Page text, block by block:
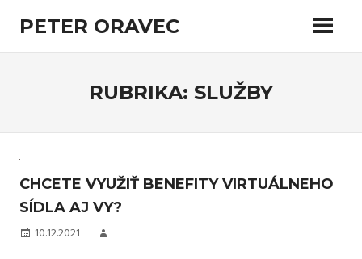
content
PETER ORAVEC
Radi by ste objavili najlepšie miesto pre vaše PR články? Nejaký veľa
ponúkame priestor na našich stránkach, zpropagujte svoju firmu a
RUBRIKA: SLUŽBY
CHCETE VYUŽIŤ BENEFITY VIRTUÁLNEHO
SÍDLA AJ VY?
10.12.2021